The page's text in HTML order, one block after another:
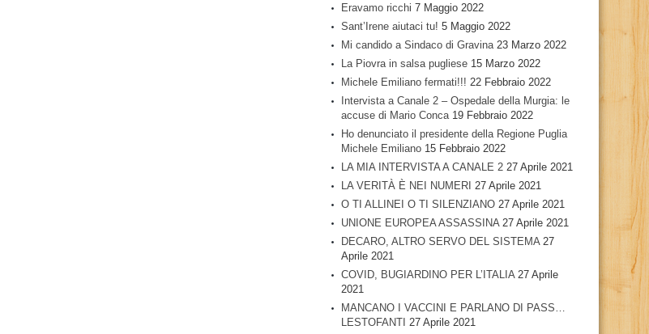
Eravamo ricchi 7 Maggio 2022
Sant’Irene aiutaci tu! 5 Maggio 2022
Mi candido a Sindaco di Gravina 23 Marzo 2022
La Piovra in salsa pugliese 15 Marzo 2022
Michele Emiliano fermati!!! 22 Febbraio 2022
Intervista a Canale 2 – Ospedale della Murgia: le
accuse di Mario Conca 19 Febbraio 2022
Ho denunciato il presidente della Regione Puglia
Michele Emiliano 15 Febbraio 2022
LA MIA INTERVISTA A CANALE 2 27 Aprile 2021
LA VERITÀ È NEI NUMERI 27 Aprile 2021
O TI ALLINEI O TI SILENZIANO 27 Aprile 2021
UNIONE EUROPEA ASSASSINA 27 Aprile 2021
DECARO, ALTRO SERVO DEL SISTEMA 27
Aprile 2021
COVID, BUGIARDINO PER L’ITALIA 27 Aprile
2021
MANCANO I VACCINI E PARLANO DI PASS…
LESTOFANTI 27 Aprile 2021